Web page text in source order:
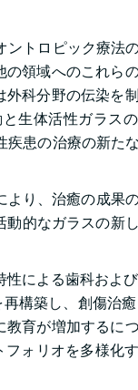
トロピック療法
領域へのこれら
科分野の伝染を
生体活性ガラス
患の治療の新た
り、治癒の成果
的なガラスの新
による歯科およ
構築し、創傷治
育が増加するに
ォリオを多様化